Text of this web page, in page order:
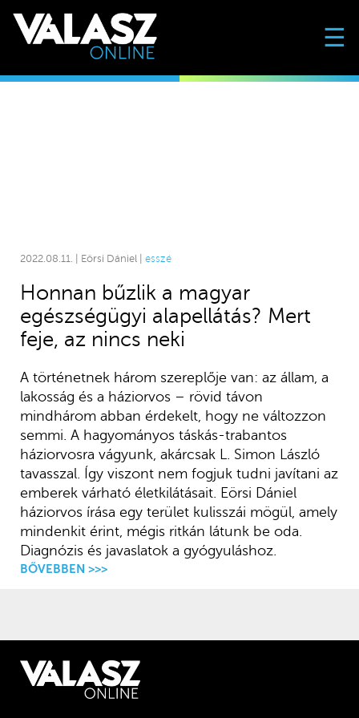
☰
2022.08.11. | Eörsi Dániel | esszé
Honnan bűzlik a magyar
egészségügyi alapellátás? Mert
feje, az nincs neki
A történetnek három szereplője van: az állam, a
lakosság és a háziorvos – rövid távon
mindhárom abban érdekelt, hogy ne változzon
semmi. A hagyományos táskás-trabantos
háziorvosra vágyunk, akárcsak L. Simon László
tavasszal. Így viszont nem fogjuk tudni javítani az
emberek várható életkilátásait. Eörsi Dániel
háziorvos írása egy terület kulisszái mögül, amely
mindenkit érint, mégis ritkán látunk be oda.
Diagnózis és javaslatok a gyógyuláshoz.
BŐVEBBEN >>>